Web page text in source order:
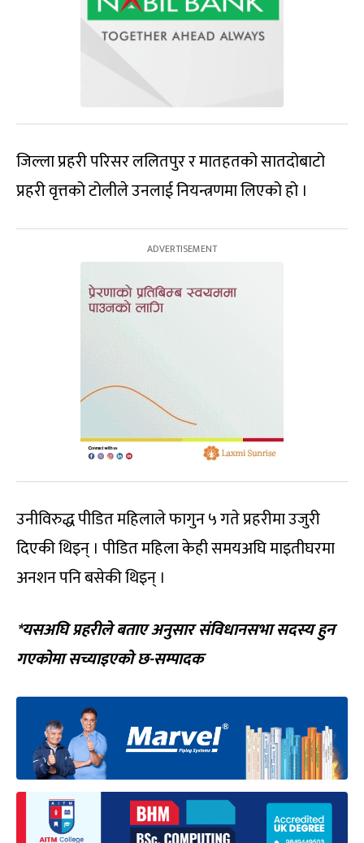
जिल्ला प्रहरी परिसर ललितपुर र मातहतको सातदोबाटो
प्रहरी वृत्तको टोलीले उनलाई नियन्त्रणमा लिएको हो ।
उनीविरुद्ध पीडित महिलाले फागुन ५ गते प्रहरीमा उजुरी
दिएकी थिइन् । पीडित महिला केही समयअघि माइतीघरमा
अनशन पनि बसेकी थिइन् ।
*यसअघि प्रहरीले बताए अनुसार संविधानसभा सदस्य हुन
गएकोमा सच्याइएको छ-सम्पादक